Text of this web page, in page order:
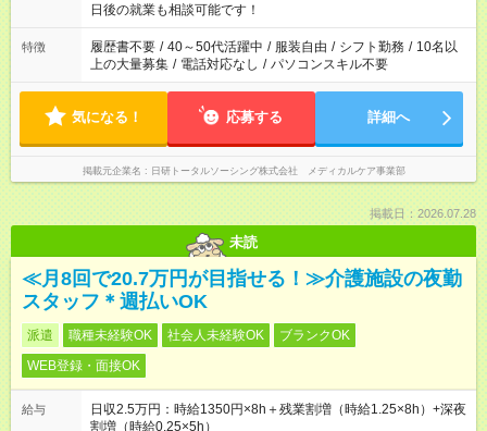
の方へ 今ご覧のお仕事で希望する勤務時間と、もう1つのお仕事
の勤務時間。 合計で週40時間を超える場合は応募できません。
日後の就業も相談可能です！
特徴 履歴書不要 / 40～50代活躍中 / 服装自由 / シフト勤務 / 10名以
上の大量募集 / 電話対応なし / パソコンスキル不要
気になる！ 応募する 詳細へ
掲載元企業名 日研トータルソーシング株式会社 メディカルケア事業部
掲載日：2026.07.28
未読
≪月8回で20.7万円が目指せる！≫介護施設の夜勤
スタッフ＊週払いOK
派遣 職種未経験OK 社会人未経験OK
ブランクOK
WEB登録・面接OK
給与
日収2.5万円：時給1350円×8h＋残業割増（時給1.25×8h）+深夜
割増（時給0.25×5h）